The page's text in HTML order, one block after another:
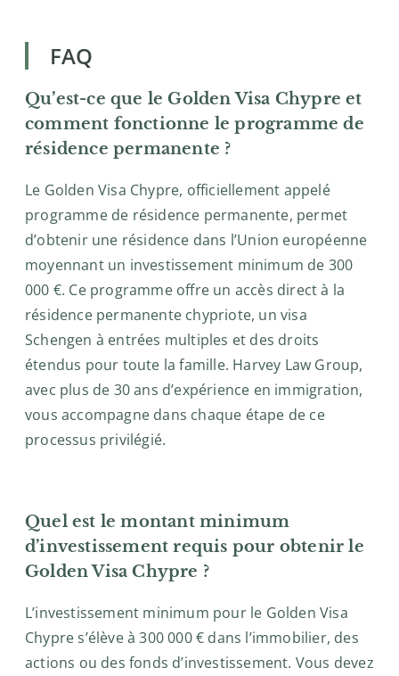
FAQ
Qu’est-ce que le Golden Visa Chypre et
comment fonctionne le programme de
résidence permanente ?
Le Golden Visa Chypre, officiellement appelé
programme de résidence permanente, permet
d’obtenir une résidence dans l’Union européenne
moyennant un investissement minimum de 300
000 €. Ce programme offre un accès direct à la
résidence permanente chypriote, un visa
Schengen à entrées multiples et des droits
étendus pour toute la famille. Harvey Law Group,
avec plus de 30 ans d’expérience en immigration,
vous accompagne dans chaque étape de ce
processus privilégié.
Quel est le montant minimum
d’investissement requis pour obtenir le
Golden Visa Chypre ?
L’investissement minimum pour le Golden Visa
Chypre s’élève à 300 000 € dans l’immobilier, des
actions ou des fonds d’investissement. Vous devez